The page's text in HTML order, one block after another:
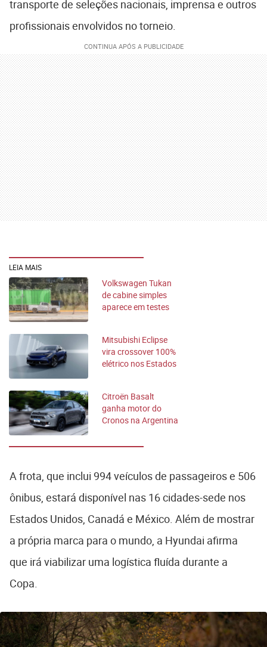
transporte de seleções nacionais, imprensa e outros
profissionais envolvidos no torneio.
LEIA MAIS
Volkswagen Tukan
de cabine simples
aparece em testes
Mitsubishi Eclipse
vira crossover 100%
elétrico nos Estados
Citroën Basalt
ganha motor do
Cronos na Argentina
entrada
A frota, que inclui 994 veículos de passageiros e 506
ônibus, estará disponível nas 16 cidades-sede nos
Estados Unidos, Canadá e México. Além de mostrar
a própria marca para o mundo, a Hyundai afirma
que irá viabilizar uma logística fluída durante a
Copa.